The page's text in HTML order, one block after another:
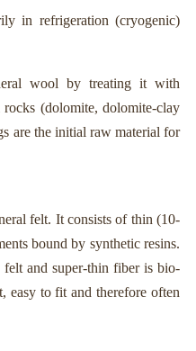
in refrigeration (cryogenic)
wool by treating it with
(dolomite, dolomite-clay
are the initial raw material for
felt. It consists of thin (10-
bound by synthetic resins.
and super-thin fiber is bio-
easy to fit and therefore often